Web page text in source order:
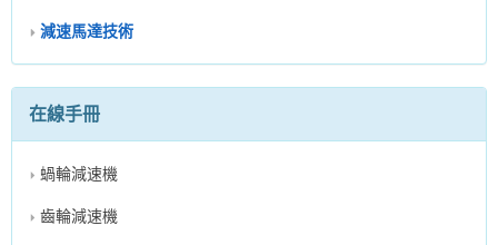
減速馬達技術
在線手冊
蝸輪減速機
齒輪減速機